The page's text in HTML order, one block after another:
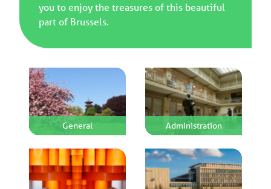
you to enjoy the treasures of this beautiful
part of Brussels.
General Administration